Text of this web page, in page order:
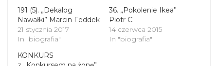
(
O
p
n
s
n
n
k
(
O
p
e
n
191 (5). „Dekalog
Nawałki” Marcin Feddek
21 stycznia 2017
In "biografia"
36. „Pokolenie Ikea”
Piotr C
14 czerwca 2015
In "biografia"
KONKURS